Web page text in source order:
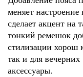
меняет
сделает акцент на
тонкий ремешок
стилизации хорош
так и для
аксессуары.